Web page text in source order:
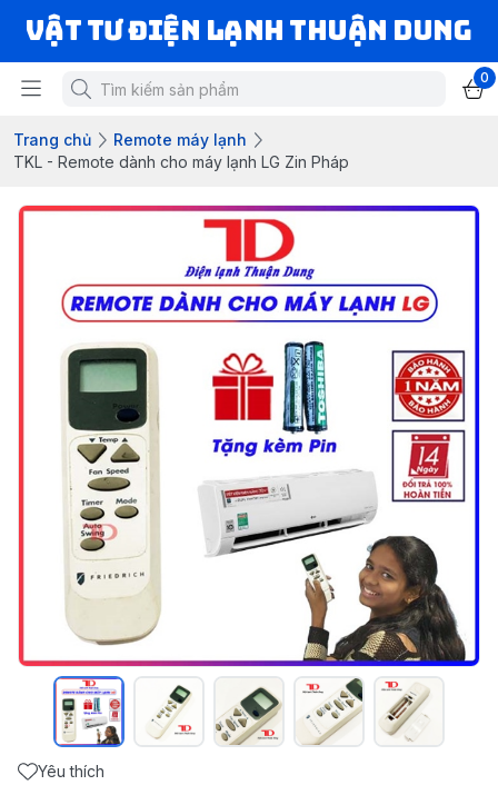
VẬT TƯ ĐIỆN LẠNH THUẬN DUNG
0
Trang chủ
Remote máy lạnh
TKL - Remote dành cho máy lạnh LG Zin Pháp
Yêu thích